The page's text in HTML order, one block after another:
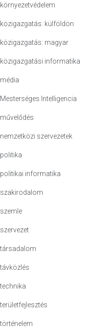
környezetvédelem
közigazgatás: külföldön
közigazgatás: magyar
közigazgatási informatika
média
Mesterséges Intelligencia
művelődés
nemzetközi szervezetek
politika
politikai informatika
szakirodalom
szemle
szervezet
társadalom
távközlés
technika
területfejlesztés
történelem